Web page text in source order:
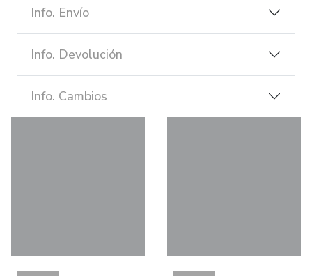
Info. Envío
Info. Devolución
Info. Cambios